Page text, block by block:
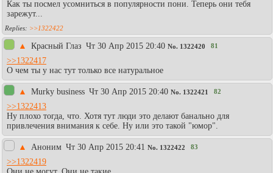
Как ты посмел усомниться в популярности пони. Теперь они тебя
зарежут...
>>1322422
▲ Красный Глаз Чт 30 Апр 2015 20:40 No. 1322420 81
>>1322417
О чем ты у нас тут только все натуральное
▲ Murky business Чт 30 Апр 2015 20:40 No. 1322421 82
>>1322413
Ну плохо тогда, что. Хотя тут люди это делают банально для
привлечения внимания к себе. Ну или это такой "юмор".
▲ Аноним Чт 30 Апр 2015 20:41 No. 1322422 83
>>1322419